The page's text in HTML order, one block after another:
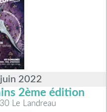
2022
2ème édition
Le Landreau